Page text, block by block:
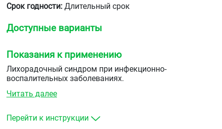
Срок годности: Длительный срок
Доступные варианты
Показания к применению
Лихорадочный синдром при инфекционно-
воспалительных заболеваниях.
Болевой синдром (различного генеза): головная боль
синдромом), мигрень, зубная боль, невралгия,
люмбаго, грудной корешковый синдром, миалгия,
Читать далее
Перейти к инструкции